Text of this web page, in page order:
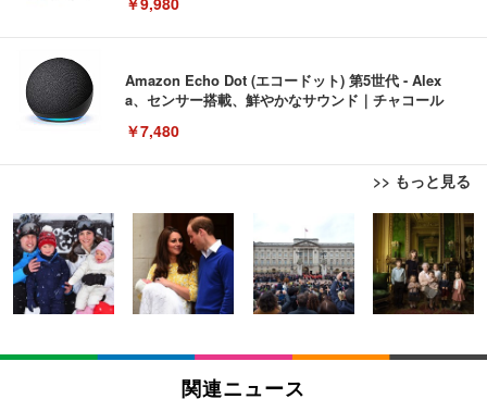
Amazon Echo Dot (エコードット) 第5世代 - Alex
a、センサー搭載、鮮やかなサウンド｜チャコール
￥7,480
>> もっと見る
[EdoErgo] オフィスチェア 椅子 テレワーク 疲れな
い 跳ね上げ式アームレスト コンパクト 約105度ロッ
キング pc 事務椅子 360度回転 座面昇降 強化ナイロ
ン樹脂ベース 通気性メッシュ 在宅ワーク H-WY01
(黒網+黒枠+黒足)
￥5,699
SIHOO B100 オフィスチェア／デスクチェア メッシ
ュチェア 人間工学 疲れない ブラック
EIZO ビジネス向けプレミアムモニター | FlexScan
EV3240X-WT | 31.5型4K UHD・USB Type-C・ホワ
イト
￥105,595
EIZO ビジネス向けプレミアムモニター | FlexScan
Amazonベーシック ペットシーツ 薄型 レギュラー 1
回使い捨て 無香料 ホワイト 300枚
￥3,373
Amazonベーシック ペットシーツ 厚型 ワイド 42枚
x2袋(84枚) ホワイト(吸収面:ライトブルー)
関連ニュース